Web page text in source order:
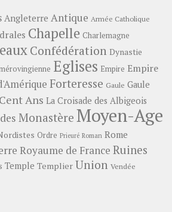
Angleterre Antique Armée Catholique
Chapelle Charlemagne
Confédération Dynastie
Eglises Empire Empire
Forteresse Gaule Gaule
Ans La Croisade des Albigeois
Monastère Moyen-Age
Ordre Prieuré Roman Rome
Royaume de France Ruines
Temple Templier Union Vendée